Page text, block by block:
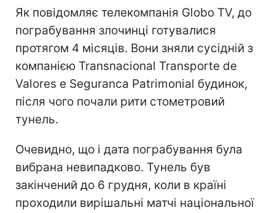
Як повідомляє телекомпанія Globo TV, до
пограбування злочинці готувалися
протягом 4 місяців. Вони зняли сусідній з
компанією Transnacional Transporte de
Valores e Seguranca Patrimonial будинок,
після чого почали рити стометровий
тунель.
Очевидно, що і дата пограбування була
вибрана невипадково. Тунель був
закінчений до 6 грудня, коли в країні
проходили вирішальні матчі національної